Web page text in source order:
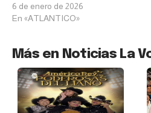
6 de enero de 2026
En «ATLANTICO»
Más en Noticias La